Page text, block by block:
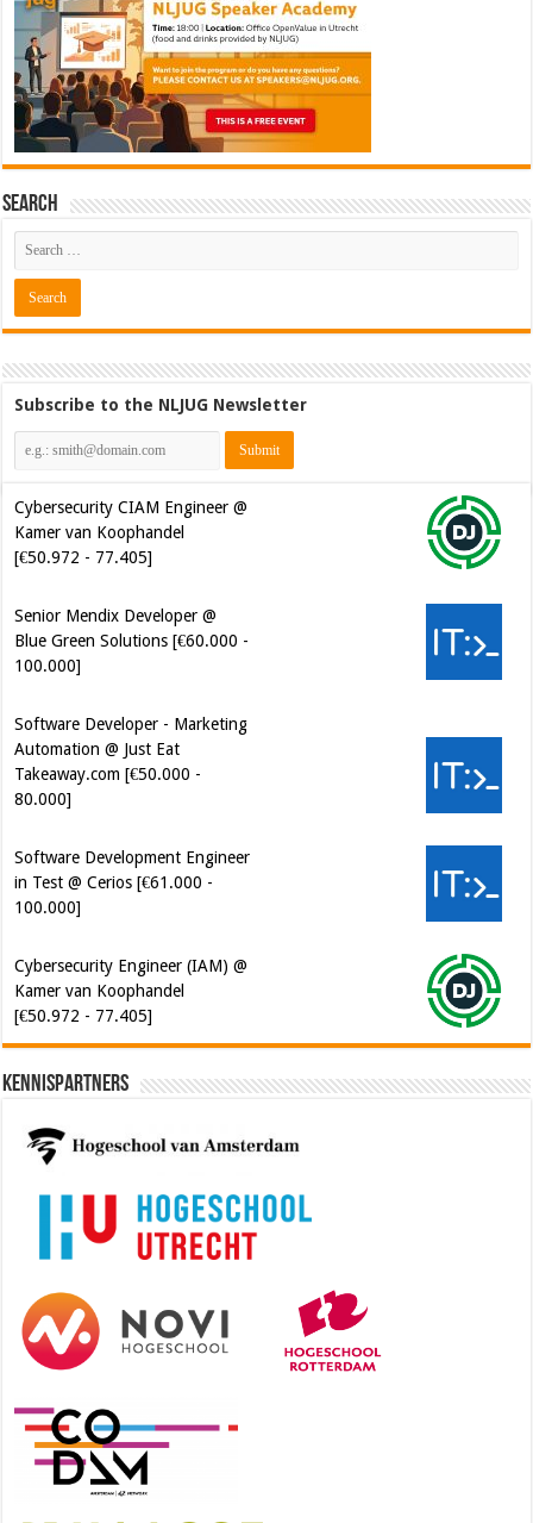
Search
Subscribe to the NLJUG Newsletter
Cybersecurity CIAM Engineer @
Kamer van Koophandel
[€50.972 - 77.405]
Senior Mendix Developer @
Blue Green Solutions [€60.000 -
100.000]
Software Developer - Marketing
Automation @ Just Eat
Takeaway.com [€50.000 -
80.000]
Software Development Engineer
in Test @ Cerios [€61.000 -
100.000]
Cybersecurity Engineer (IAM) @
Kamer van Koophandel
[€50.972 - 77.405]
Kennispartners